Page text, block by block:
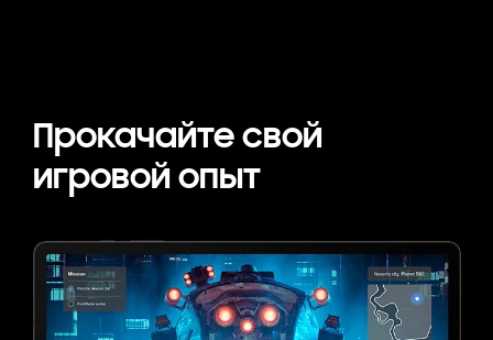
Прокачайте свой
игровой опыт